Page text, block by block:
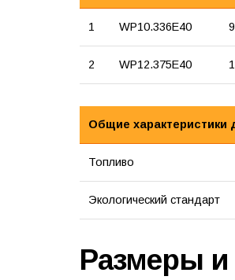
1 WP10.336E40
2 WP12.375E40
Общие характеристики
Топливо
Экологический стандарт
Размеры и